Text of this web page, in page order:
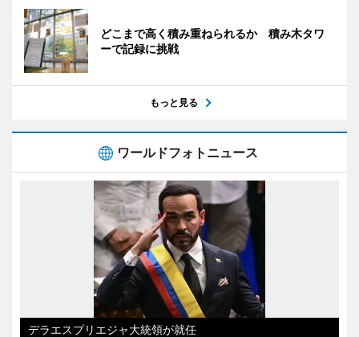
どこまで高く積み重ねられるか 積み木タワ
ーで記録に挑戦
もっと見る
ワールドフォトニュース
デラエスプリエジャ大統領が就任